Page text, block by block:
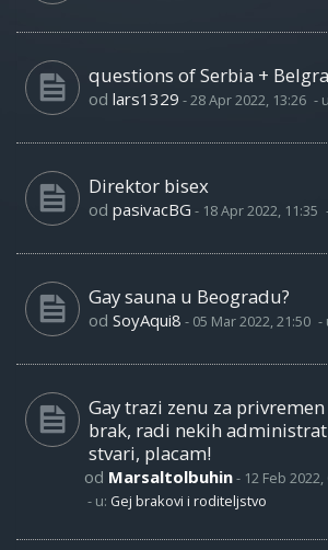
questions of Serbia +
od lars1329 -28 Apr 2022, 13:26 -
Direktor bisex
od pasivacBG - 18 Apr 2022, 11:35
Gay sauna u Beogradu?
od SoyAqui8 - 05 Mar 2022, 21:50 -
Gay trazi zenu za
brak, radi nekih
stvari, placam!
od Marsaltolbuhin- 12 Feb 2022,
- u: Gej brakovi i roditeljstvo